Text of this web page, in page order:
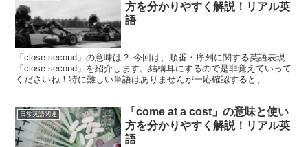
方を分かりやすく解説！リアル英
語
「close second」の意味は？ 今回は、順番・序列に関する英語表現
「close second」を紹介します。結構耳にするので是非覚えていって
くださいね！特に難しい単語はありませんが一応確認すると、
日常英語関連
「come at a cost」の意味と使い
方を分かりやすく解説！リアル英
語